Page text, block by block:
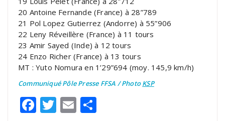
20 Antoine Fernande (France) à 28”789
21 Pol Lopez Gutierrez (Andorre) à 55”906
22 Leny Réveillère (France) à 11 tours
23 Amir Sayed (Inde) à 12 tours
24 Enzo Richer (France) à 13 tours
MT : Yuto Nomura en 1’29”694 (moy. 145,9 km/h)
Communiqué Pôle Presse FFSA / PhotoKSP
Facebook
Twitter
Email